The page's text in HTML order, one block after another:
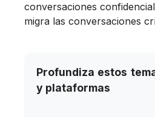
conversaciones
migra las conversaciones
Profundiza estos
y plataformas